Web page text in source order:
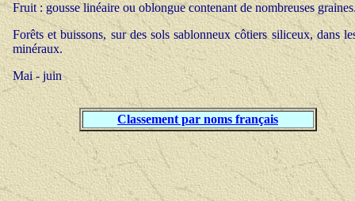
Fruit : gousse linéaire ou oblongue contenant de nombreuses
Forêts et buissons, sur des sols sablonneux côtiers siliceux, dans
minéraux.
Mai - juin
Classement par noms français